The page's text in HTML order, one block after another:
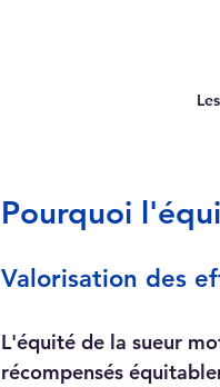
Pourquoi
Valorisation des
L'équité de la sueur
récompensés